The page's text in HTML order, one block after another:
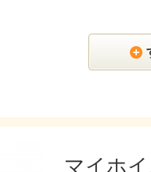
マイホ